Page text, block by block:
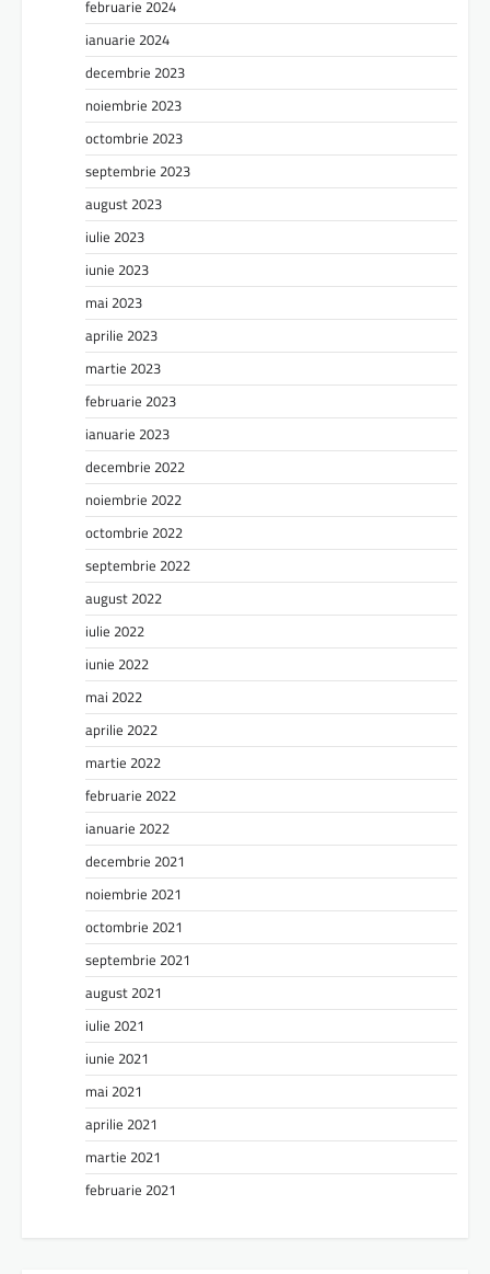
februarie 2024
ianuarie 2024
decembrie 2023
noiembrie 2023
octombrie 2023
septembrie 2023
august 2023
iulie 2023
iunie 2023
mai 2023
aprilie 2023
martie 2023
februarie 2023
ianuarie 2023
decembrie 2022
noiembrie 2022
octombrie 2022
septembrie 2022
august 2022
iulie 2022
iunie 2022
mai 2022
aprilie 2022
martie 2022
februarie 2022
ianuarie 2022
decembrie 2021
noiembrie 2021
octombrie 2021
septembrie 2021
august 2021
iulie 2021
iunie 2021
mai 2021
aprilie 2021
martie 2021
februarie 2021